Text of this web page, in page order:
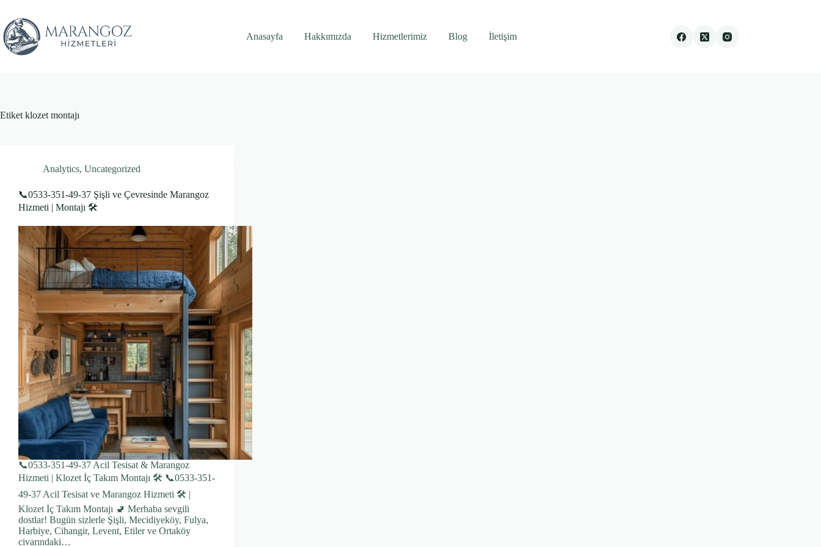
content
Anasayfa
Hakkımızda Hizmetlerimiz Blog İletişim
Etiket klozet montajı
Analytics, Uncategorized
📞0533-351-49-37 Şişli ve Çevresinde Marangoz
Hizmeti | Montajı 🛠️
📞0533-351-49-37 Acil Tesisat & Marangoz
Hizmeti | Klozet İç Takım Montajı 🛠️ 📞0533-351-
49-37 Acil Tesisat ve Marangoz Hizmeti 🛠️ |
Klozet İç Takım Montajı 🚽 Merhaba sevgili
dostlar! Bugün sizlerle Şişli, Mecidiyeköy, Fulya,
Harbiye, Cihangir, Levent, Etiler ve Ortaköy
civarındaki…